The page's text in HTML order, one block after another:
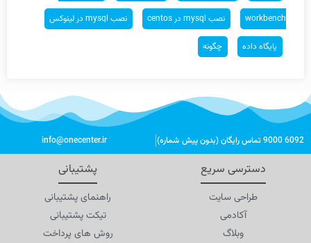
workbench نصب mysql در centos نصب mysql در لینوکس
پایگاه داده چگونه
6092 9000 تماس رایگان (بدون پیش شماره) info@onecenter.ir
پشتیبانی
راهنمای پشتیبانی
تیکت پشتیبانی
روش های پرداخت
دسترسی سریع
طراحی سایت
آکادمی
وبلاگ